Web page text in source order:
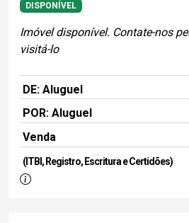
DISPONÍVEL
Imóvel disponível. Contate-nos
visitá-lo
DE: Aluguel
POR: Aluguel
Venda
(ITBI, Registro, Escritura e Certidões)